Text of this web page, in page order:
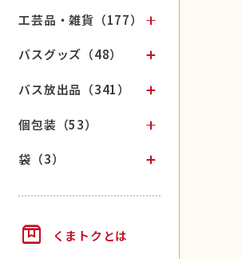
工芸品・雑貨（177）
バスグッズ（48）
バス放出品（341）
個包装（53）
袋（3）
box くまトクとは